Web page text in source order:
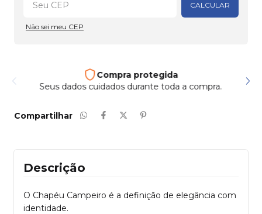
CALCULAR
Não sei meu CEP
Compra protegida
Seus dados cuidados durante toda a compra.
Compartilhar
Descrição
O Chapéu Campeiro é a definição de elegância com
identidade.